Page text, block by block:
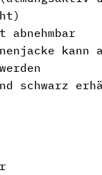
abnehmbar
kann
schwarz